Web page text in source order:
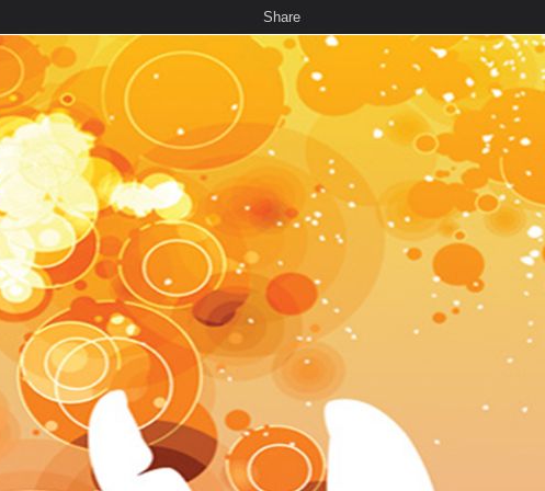
Back Ground สวยๆ
รใหม่ วิดีโอ
ล็คชั่น สถานที่ กล้อง แท็ก
เสียงธรรม สมาชิก ห้องสนทนา
Share